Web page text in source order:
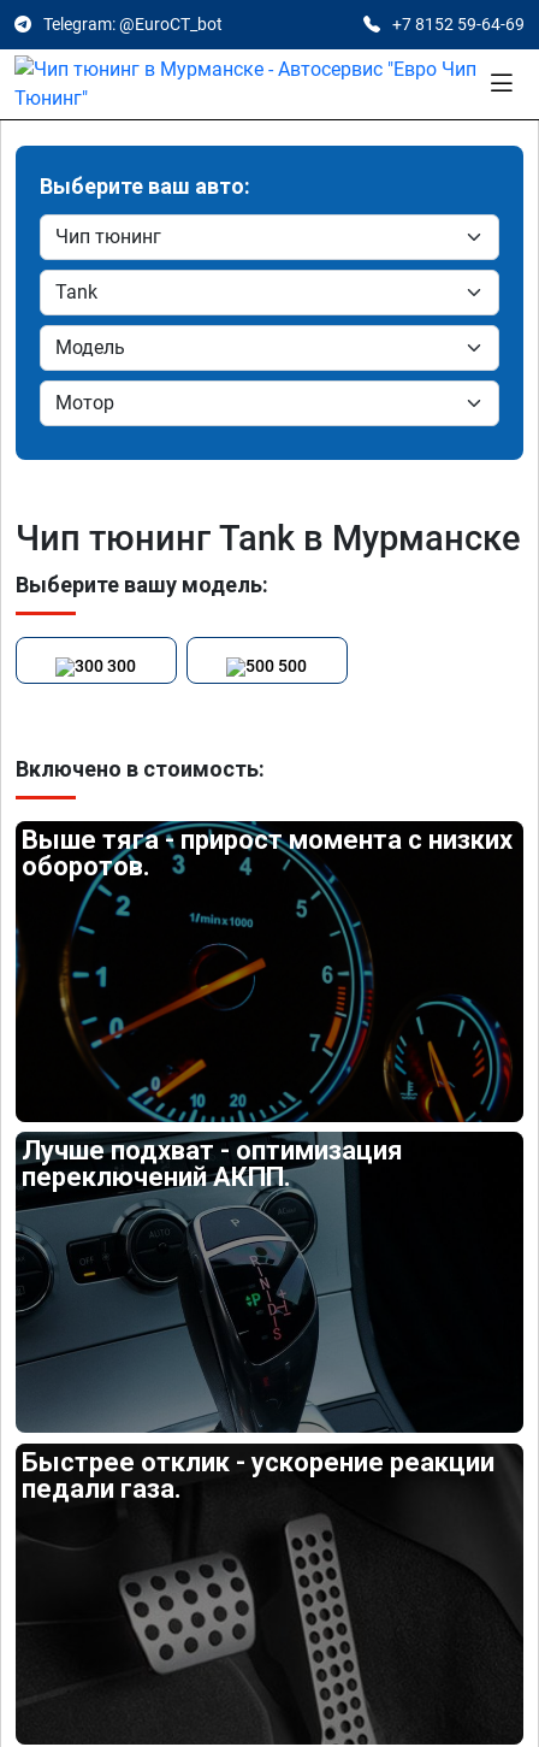
Telegram: @EuroCT_bot +7 8152 59-64-69
Выберите ваш авто:
Чип тюнинг Tank в Мурманске
Выберите вашу модель:
300 500
Включено в стоимость:
Выше тяга - прирост момента с низких
оборотов.
Лучше подхват - оптимизация
переключений АКПП.
Быстрее отклик - ускорение реакции
педали газа.